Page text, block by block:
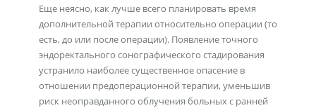
Еще неясно, как лучше всего планировать время
дополнительной терапии относительно операции (то
есть, до или после операции). Появление точного
эндоректального сонографического стадирования
устранило наиболее существенное опасение в
отношении предоперационной терапии, уменьшив
риск неоправданного облучения больных с ранней